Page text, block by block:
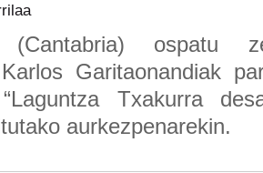
(Cantabria) ospatu
Garitaonandiak
Txakurra
aurkezpenarekin.